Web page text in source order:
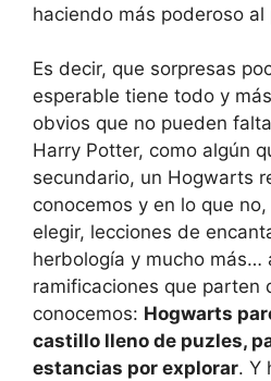
haciendo más poderoso
Es decir, que sorpresas
esperable tiene todo y
obvios que no pueden
Harry Potter, como algún
secundario, un Hogwarts
conocemos y en lo que
elegir, lecciones de
herbología y mucho más…
ramificaciones que parten
conocemos: Hogwarts
castillo lleno de puzles,
estancias por explorar. Y